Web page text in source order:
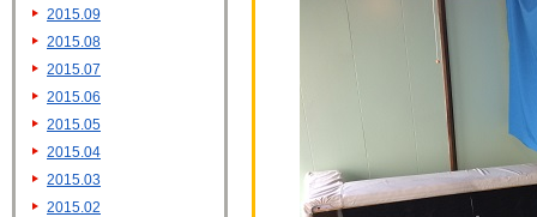
2015.09
2015.08
2015.07
2015.06
2015.05
2015.04
2015.03
2015.02